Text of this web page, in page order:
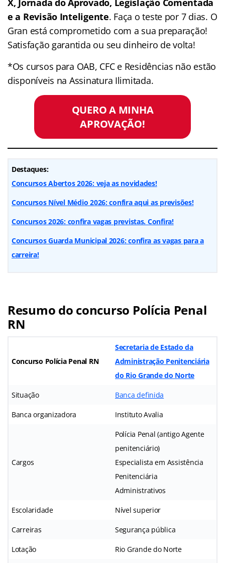
X, Jornada do Aprovado, Legislação Comentada
e a Revisão Inteligente. Faça o teste por 7 dias. O
Gran está comprometido com a sua preparação!
Satisfação garantida ou seu dinheiro de volta!
*Os cursos para OAB, CFC e Residências não estão
disponíveis na Assinatura Ilimitada.
QUERO A MINHA
APROVAÇÃO!
Destaques:
Concursos Abertos 2026: veja as novidades!
Concursos Nível Médio 2026: confira aqui as previsões!
Concursos 2026: confira vagas previstas. Confira!
Concursos Guarda Municipal 2026: confira as vagas para a
carreira!
Resumo do concurso Polícia Penal
RN
Concurso Polícia Penal RN
Secretaria de Estado da
Administração Penitenciária
do Rio Grande do Norte
Situação Banca definida
Banca organizadora Instituto Avalia
Cargos
Polícia Penal (antigo Agente
penitenciário)
Especialista em Assistência
Penitenciária
Administrativos
Escolaridade Nível superior
Carreiras Segurança pública
Lotação Rio Grande do Norte